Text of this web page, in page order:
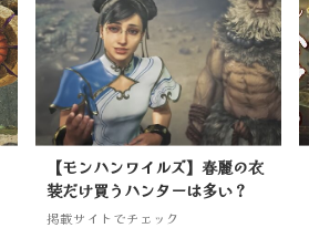
【モンハンワイルズ】春麗の衣
装だけ買うハンターは多い？
掲載サイトでチェック